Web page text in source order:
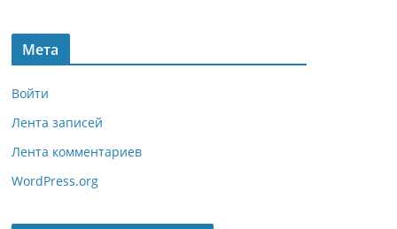
Мета
Войти
Лента записей
Лента комментариев
WordPress.org